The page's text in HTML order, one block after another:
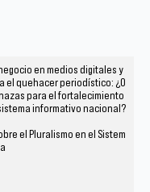
en medios digitales y
el quehacer periodístico: ¿O
para el fortalecimiento
informativo nacional?
el Pluralismo en el Sistem